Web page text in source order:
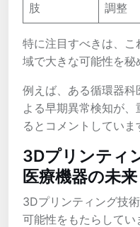
肢
調整
特に注目すべきは、
域で大きな可能性を秘
例えば、ある循環器
よる早期異常検知が
るとコメントしていま
3Dプリンティ
医療機器の未来
3Dプリンティング技
可能性をもたらしてい